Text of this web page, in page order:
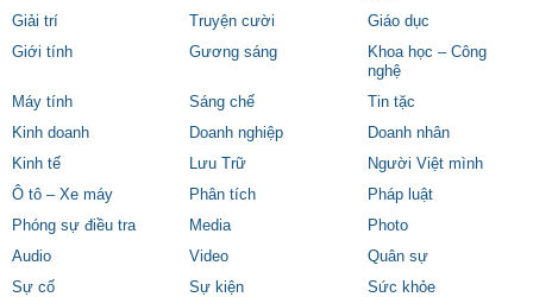
Giải trí
Truyện cười
Giáo dục
Giới tính
Gương sáng
Khoa học – Công
nghệ
Máy tính
Sáng chế
Tin tặc
Kinh doanh
Doanh nghiệp
Doanh nhân
Kinh tế
Lưu Trữ
Người Việt mình
Ô tô – Xe máy
Phân tích
Pháp luật
Phóng sự điều tra
Media
Photo
Audio
Video
Quân sự
Sự cố
Sự kiện
Sức khỏe